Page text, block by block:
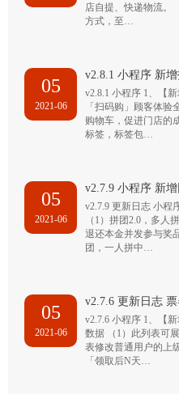
店自提、快递物流。
方式，至…
05
2021-06
v2.8.1 小程序 新
v2.8.1 小程序 1、【
「扫码购」顾客体
购物车，促进门店的
标签，标签包…
05
2021-06
v2.7.9 小程序 新
v2.7.9 更新日志 小程
（1）拼团2.0，多人
退还本金并发参与奖
团，一人拼中…
05
2021-06
v2.7.6 更新日志
v2.7.6 小程序 1、【
数据 （1）此列表可
表修改普通用户的上
「领取后N天…